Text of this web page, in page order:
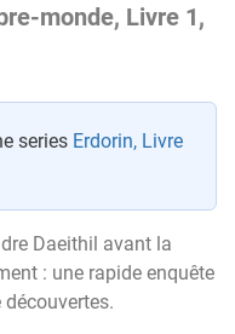
monde, Livre 1,
series Erdorin, Livre
Daeithil avant la
: une rapide enquête